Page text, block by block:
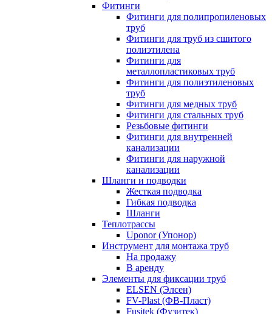
Фитинги
Фитинги для полипропиленовых
труб
Фитинги для труб из сшитого
полиэтилена
Фитинги для
металлопластиковых труб
Фитинги для полиэтиленовых
труб
Фитинги для медных труб
Фитинги для стальных труб
Резьбовые фитинги
Фитинги для внутренней
канализации
Фитинги для наружной
канализации
Шланги и подводки
Жесткая подводка
Гибкая подводка
Шланги
Теплотрассы
Uponor (Упонор)
Инструмент для монтажа труб
На продажу
В аренду
Элементы для фиксации труб
ELSEN (Элсен)
FV-Plast (ФВ-Пласт)
Fusitek (Фузитек)